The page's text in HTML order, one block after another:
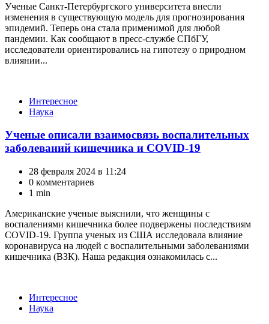
Ученые Санкт-Петербургского университета внесли
изменения в существующую модель для прогнозирования
эпидемий. Теперь она стала применимой для любой
пандемии. Как сообщают в пресс-службе СПбГУ,
исследователи ориентировались на гипотезу о природном
влиянии...
КатегорииИнтересное
Наука
Ученые описали взаимосвязь воспалительных
заболеваний кишечника и COVID-19
28 февраля 2024 в 11:24
0 комментариев
1 min
Американские ученые выяснили, что женщины с
воспалениями кишечника более подвержены последствиям
COVID-19. Группа ученых из США исследовала влияние
коронавируса на людей с воспалительными заболеваниями
кишечника (ВЗК). Наша редакция ознакомилась с...
КатегорииИнтересное
Наука